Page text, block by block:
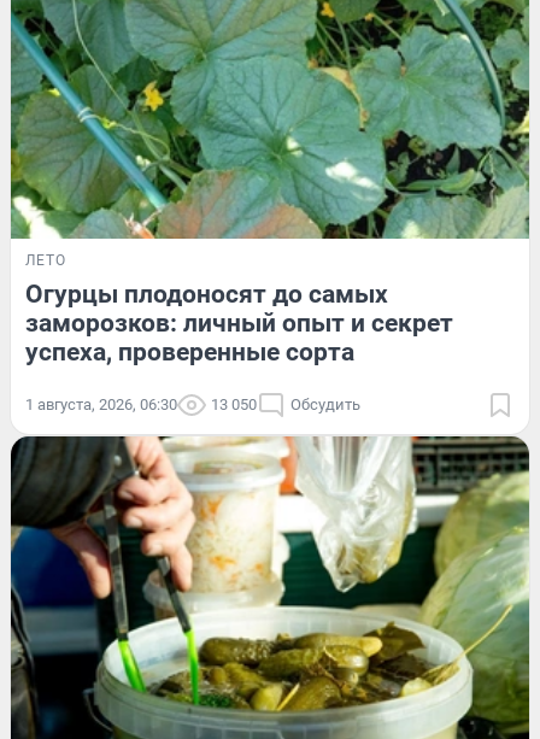
ЛЕТО
Огурцы плодоносят до самых
заморозков: личный опыт и секрет
успеха, проверенные сорта
1 августа, 2026, 06:30 13 050 Обсудить